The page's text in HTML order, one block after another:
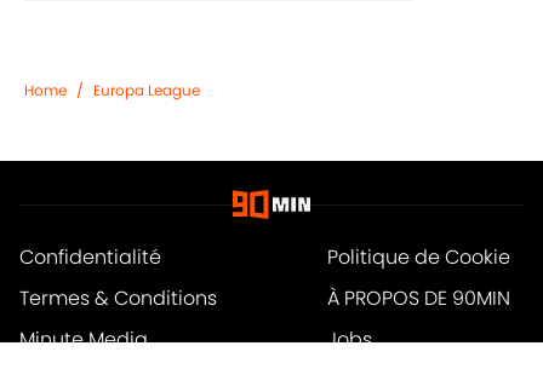
Home / Europa League
Confidentialité
Politique de Cookie
Termes & Conditions
À PROPOS DE 90MIN
Minute Media
Jobs